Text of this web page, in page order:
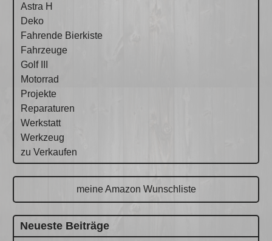
Astra H
Deko
Fahrende Bierkiste
Fahrzeuge
Golf III
Motorrad
Projekte
Reparaturen
Werkstatt
Werkzeug
zu Verkaufen
meine Amazon Wunschliste
Neueste Beiträge